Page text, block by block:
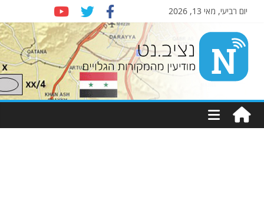
יום רביעי, מאי 13, 2026
Nziv.net
מודיעין
מהמקורות